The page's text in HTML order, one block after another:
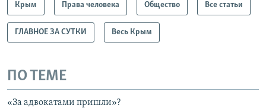
Крым Права человека Общество Все статьи
ГЛАВНОЕ ЗА СУТКИ Весь Крым
ПО ТЕМЕ
«За адвокатами пришли»?